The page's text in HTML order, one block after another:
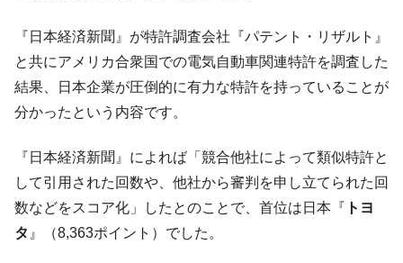
い「50.5％」に上昇
『Money1』
韓国大統領府ボンクラ政策室長が告発され
た ⇒ 国家が行った恐るべき株価操作であり、空前の国政壟
動」
『Money1』
中国だけが鉄鋼輸出を異常増加させる ⇒ 中
国の過剰生産が世界を蝕む。
『Money1』
韓国製造業「半導体絶好調」のウラで他業
『日本経済新聞』が特許調査会社『パテント・リザルト』
と共にアメリカ合衆国での電気自動車関連特許を調査した
結果、日本企業が圧倒的に有力な特許を持っていることが
分かったという内容です。
『日本経済新聞』によれば「競合他社によって類似特許と
して引用された回数や、他社から審判を申し立てられた回
数などをスコア化」したとのことで、首位は日本『 トヨ
タ 』（8,363ポイント）でした。